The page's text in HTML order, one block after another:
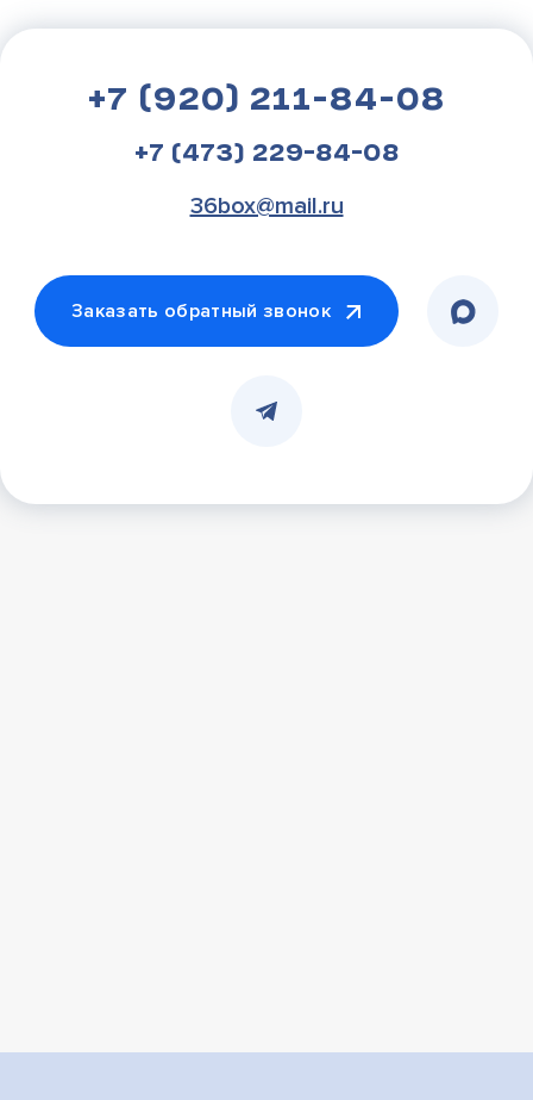
+7 (920) 211-84-08
+7 (473) 229-84-08
36box@mail.ru
Заказать обратный звонок